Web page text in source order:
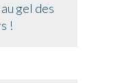
gel des
!